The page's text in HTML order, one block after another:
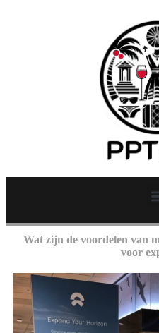
Wat zijn de voordelen van
voor